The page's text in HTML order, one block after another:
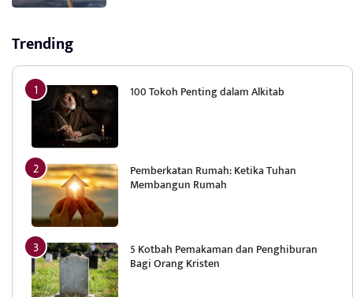
Trending
100 Tokoh Penting dalam Alkitab
Pemberkatan Rumah: Ketika Tuhan
Membangun Rumah
5 Kotbah Pemakaman dan Penghiburan
Bagi Orang Kristen